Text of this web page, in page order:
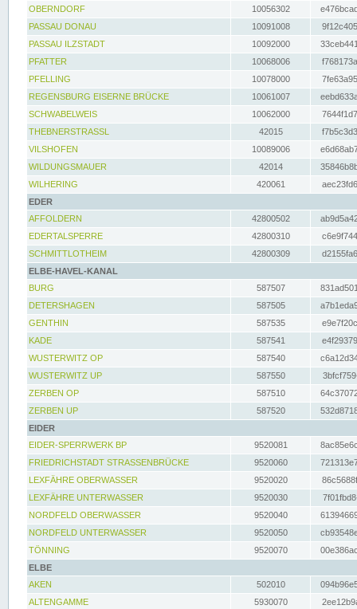
OBERNDORF
10056302
PASSAU DONAU
10091008
PASSAU ILZSTADT
10092000
PFATTER
10068006
PFELLING
10078000
REGENSBURG EISERNE BRÜCKE
10061007
SCHWABELWEIS
10062000
THEBNERSTRASSL
42015
VILSHOFEN
10089006
WILDUNGSMAUER
42014
WILHERING
420061
EDER
AFFOLDERN
42800502
EDERTALSPERRE
42800310
SCHMITTLOTHEIM
42800309
ELBE-HAVEL-KANAL
BURG
587507
DETERSHAGEN
587505
GENTHIN
587535
KADE
587541
WUSTERWITZ OP
587540
WUSTERWITZ UP
587550
ZERBEN OP
587510
ZERBEN UP
587520
EIDER
EIDER-SPERRWERK BP
9520081
FRIEDRICHSTADT STRASSENBRÜCKE
9520060
LEXFÄHRE OBERWASSER
9520020
LEXFÄHRE UNTERWASSER
9520030
NORDFELD OBERWASSER
9520040
NORDFELD UNTERWASSER
9520050
TÖNNING
9520070
ELBE
AKEN
502010
ALTENGAMME
5930070